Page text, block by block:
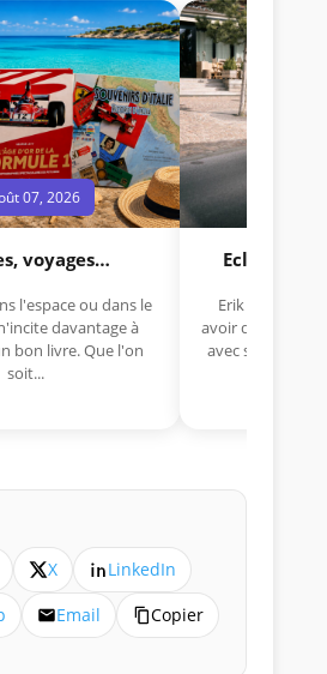
07, 2026
voyages…
l'espace ou dans le
davantage à
bon livre. Que l'on
soit...
Eclectica
Erik Comas,
avoir déjà
avec sa Lancia
X
LinkedIn
Email Copier